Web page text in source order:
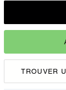
TROUVER